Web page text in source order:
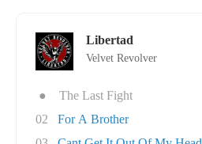
Libertad
Velvet Revolver
●
The Last Fight
02
For A Brother